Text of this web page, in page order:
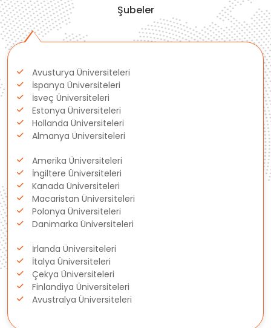
Şubeler
Avusturya Üniversiteleri
İspanya Üniversiteleri
İsveç Üniversiteleri
Estonya Üniversiteleri
Hollanda Üniversiteleri
Almanya Üniversiteleri
Amerika Üniversiteleri
İngiltere Üniversiteleri
Kanada Üniversiteleri
Macaristan Üniversiteleri
Polonya Üniversiteleri
Danimarka Üniversiteleri
İrlanda Üniversiteleri
İtalya Üniversiteleri
Çekya Üniversiteleri
Finlandiya Üniversiteleri
Avustralya Üniversiteleri